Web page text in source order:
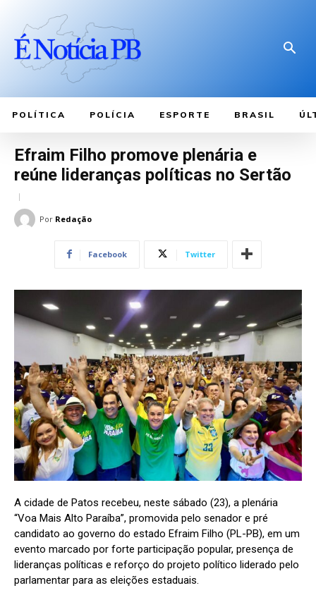
POLÍTICA POLÍCIA ESPORTE BRASIL
Efraim Filho promove plenária e
reúne lideranças políticas no Sertão
Por Redação
Facebook Twitter
A cidade de Patos recebeu, neste sábado (23), a plenária
“Voa Mais Alto Paraíba”, promovida pelo senador e pré
candidato ao governo do estado Efraim Filho (PL-PB), em um
evento marcado por forte participação popular, presença de
lideranças políticas e reforço do projeto político liderado pelo
parlamentar para as eleições estaduais.